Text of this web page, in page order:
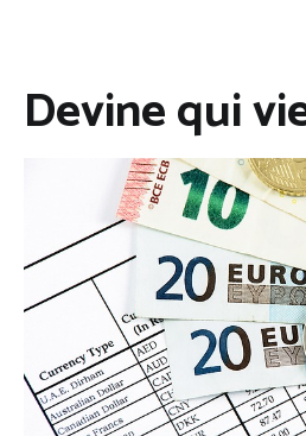
Devine qui